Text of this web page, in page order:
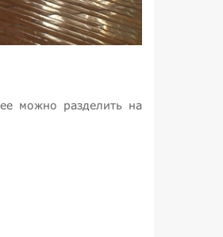
можно разделить на